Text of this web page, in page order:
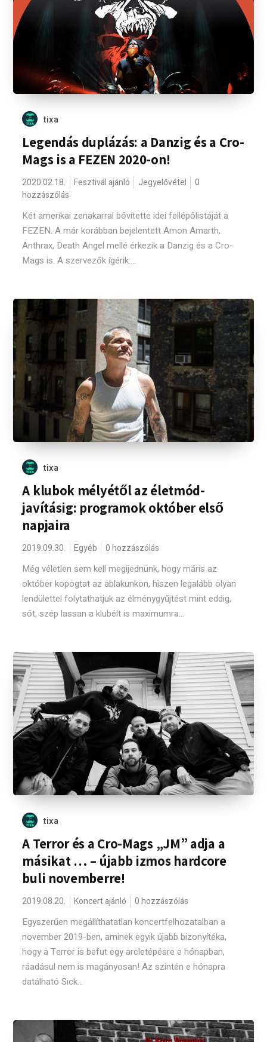
tixa
Legendás duplázás: a Danzig és a Cro-
Mags is a FEZEN 2020-on!
2020.02.18. Fesztivál ajánló Jegyelővétel
0
hozzászólás
Két amerikai zenakarral bővítette idei fellépőlistáját a
FEZEN. A már korábban bejelentett Amon Amarth,
Anthrax, Death Angel mellé érkezik a Danzig és a Cro-
Mags is. A szervezők ígérik:...
tixa
A klubok mélyétől az életmód-
javításig: programok október első
napjaira
2019.09.30. Egyéb 0 hozzászólás
Még véletlen sem kell megijednünk, hogy máris az
október kopogtat az ablakunkon, hiszen legalább olyan
lendülettel folytathatjuk az élménygyűjtést mint eddig,
sőt, szép lassan a klubélt is maximumra...
tixa
A Terror és a Cro-Mags „JM” adja a
másikat … – újabb izmos hardcore
buli novemberre!
2019.08.20. Koncert ajánló 0 hozzászólás
Egyszerűen megállíthatatlan koncertfelhozatalban a
november 2019-ben, aminek egyik újabb bizonyítéka,
hogy a Terror is befut egy arcletépésre e hónapban,
ráadásul nem is magányosan! Az szintén e hónapra
datálható Sick...